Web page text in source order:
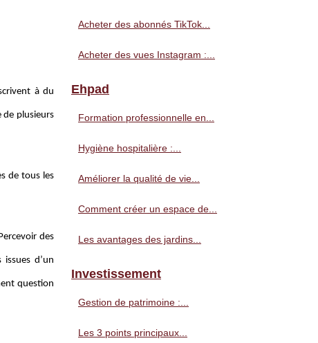
à du
de plusieurs
de tous les
des
d’un
question
Acheter des abonnés TikTok...
Acheter des vues Instagram :...
Ehpad
Formation professionnelle en...
Hygiène hospitalière :...
Améliorer la qualité de vie...
Comment créer un espace de...
Les avantages des jardins...
Investissement
Gestion de patrimoine :...
Les 3 points principaux...